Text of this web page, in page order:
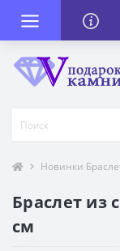
Новинки
Браслет из
см